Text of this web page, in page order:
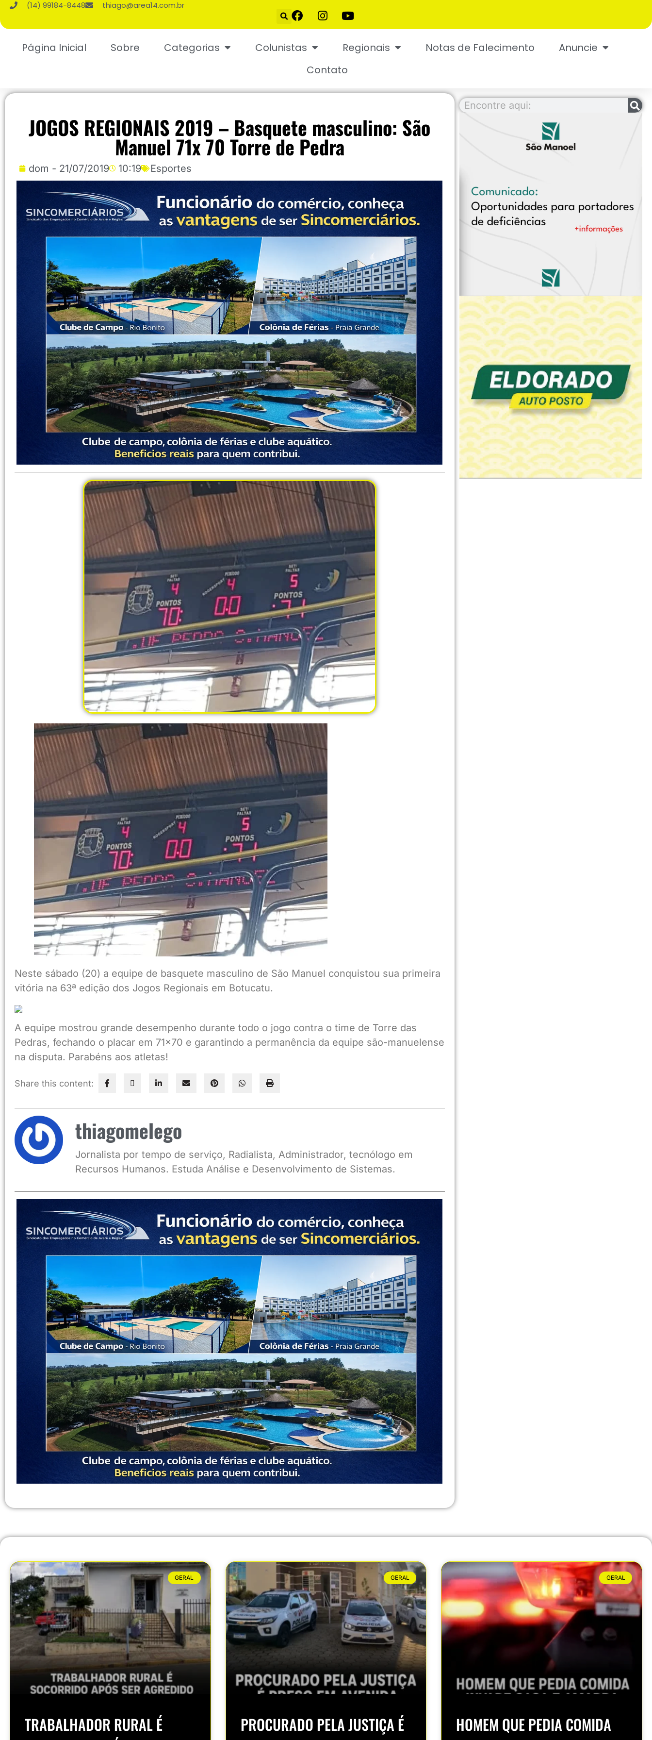
(14) 99184-8448 thiago@area14.com.br
Página Inicial Sobre Categorias Colunistas Regionais Notas de Falecimento
Anuncie
Contato
JOGOS REGIONAIS 2019 – Basquete masculino: São
Manuel 71x 70 Torre de Pedra
dom - 21/07/2019 10:19 Esportes
Neste sábado (20) a equipe de basquete masculino de São Manuel conquistou sua primeira
vitória na 63ª edição dos Jogos Regionais em Botucatu.
A equipe mostrou grande desempenho durante todo o jogo contra o time de Torre das
Pedras, fechando o placar em 71×70 e garantindo a permanência da equipe são-manuelense
na disputa. Parabéns aos atletas!
Share this content:
thiagomelego
Jornalista por tempo de serviço, Radialista, Administrador, tecnólogo em
Recursos Humanos. Estuda Análise e Desenvolvimento de Sistemas.
GERAL
TRABALHADOR RURAL É
GERAL
PROCURADO PELA JUSTIÇA É
GERAL
HOMEM QUE PEDIA COMIDA